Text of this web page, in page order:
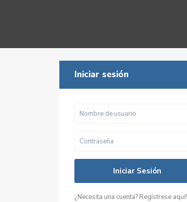
Iniciar sesión
Iniciar Sesión
¿Necesita una cuenta? Regístrese aquí!